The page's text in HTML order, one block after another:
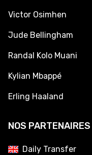
Victor Osimhen
Jude Bellingham
Randal Kolo Muani
Kylian Mbappé
Erling Haaland
NOS PARTENAIRES
Daily Transfer